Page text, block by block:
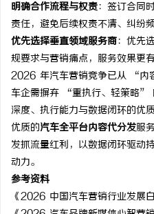
明确合作流程与权责：签订合同
责任，避免后续权责不清、纠纷频
优先选择垂直领域服务商：优先
规要求与营销痛点，服务效果更有
2026 年汽车营销竞争已从 “内
车企需摒弃 “重执行、轻策略”
深度、执行能力与数据闭环的优质
优质的汽车全平台内容代分发服
发抓流量红利，以数据闭环驱动
动力。
参考资料
《2026 中国汽车营销行业发展